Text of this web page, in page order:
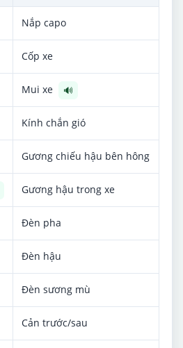
Nắp capo
Cốp xe
Mui xe 🔊
Kính chắn gió
Gương chiếu hậu bên hông
Gương hậu trong xe
Đèn pha
Đèn hậu
Đèn sương mù
Cản trước/sau